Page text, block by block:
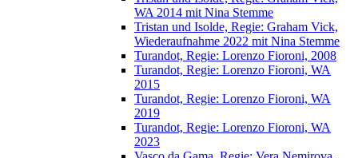
WA 2014 mit Nina Stemme
Tristan und Isolde, Regie: Graham Vick,
Wiederaufnahme 2022 mit Nina Stemme
Turandot, Regie: Lorenzo Fioroni, 2008
Turandot, Regie: Lorenzo Fioroni, WA
2015
Turandot, Regie: Lorenzo Fioroni, WA
2019
Turandot, Regie: Lorenzo Fioroni, WA
2023